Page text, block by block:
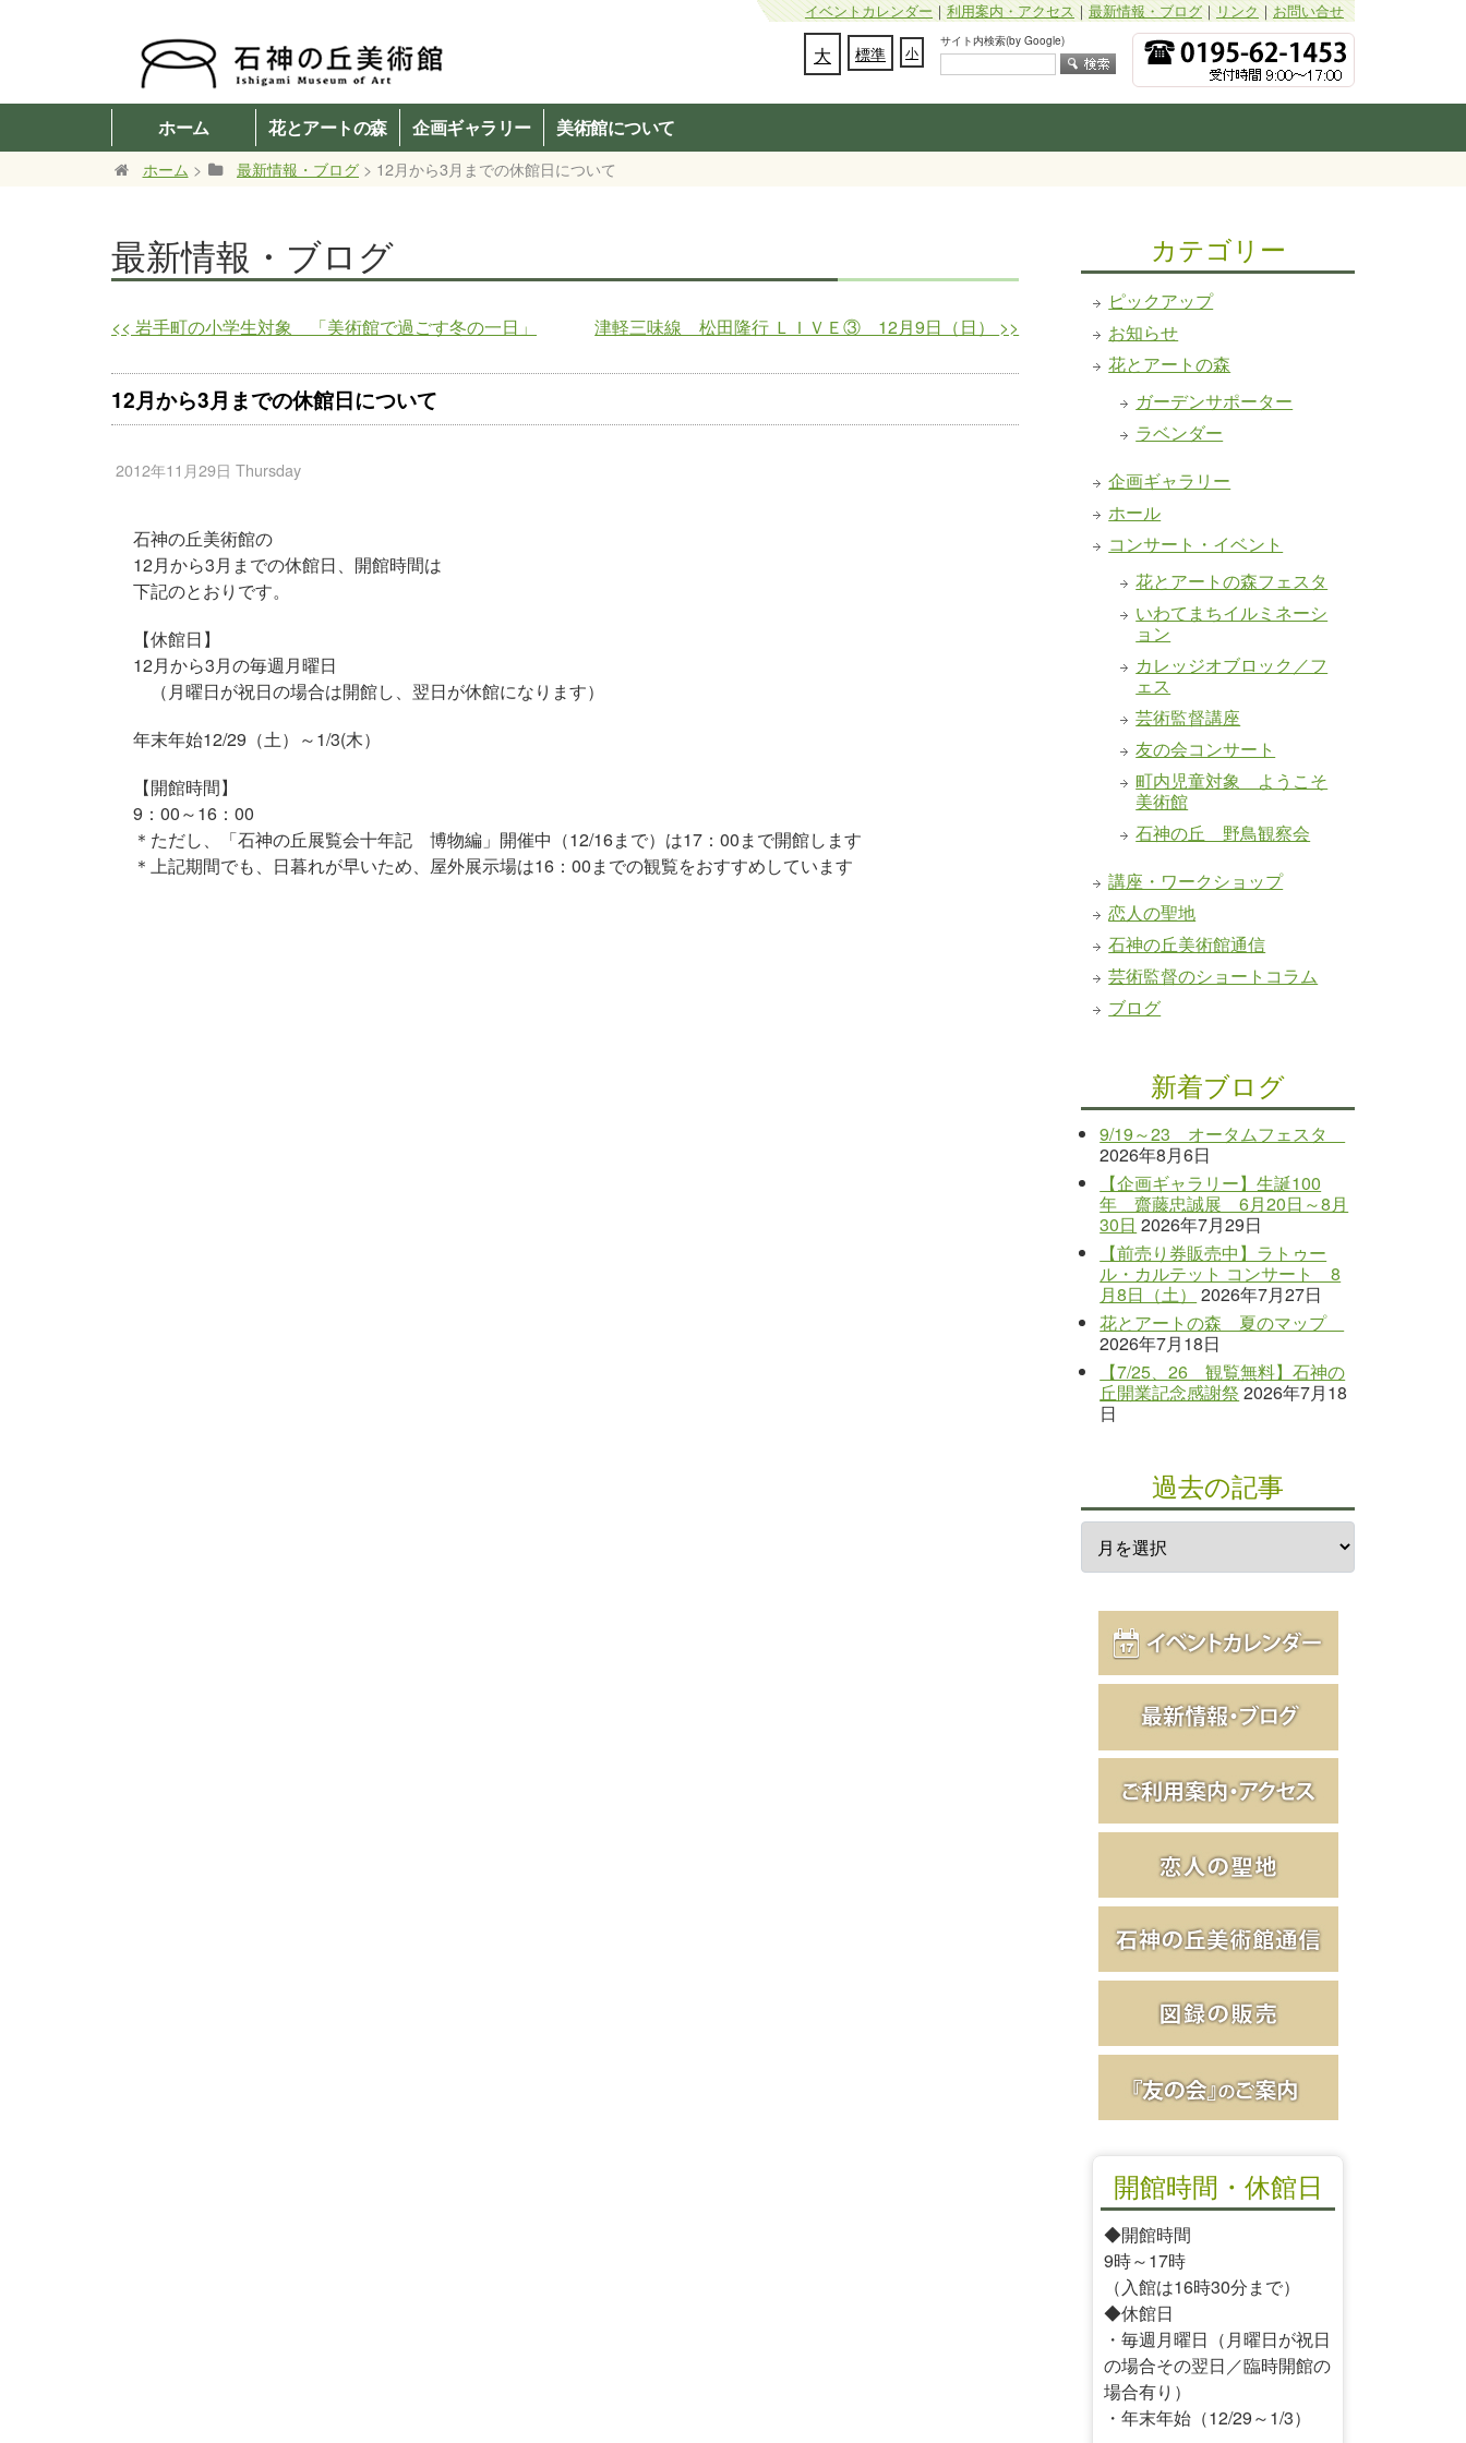
イベントカレンダー｜利用案内・アクセス｜最新情報・ブログ｜リンク｜お問い合せ
サイト内検索(by Google)
大 標準 小
ホーム 花とアートの森 企画ギャラリー 美術館について
ホーム > 最新情報・ブログ > 12月から3月までの休館日について
最新情報・ブログ
<< 岩手町の小学生対象 「美術館で過ごす冬の一日」 津軽三味線 松田隆行 ＬＩＶＥ③ 12月9日（日） >>
12月から3月までの休館日について
2012年11月29日 Thursday
石神の丘美術館の
12月から3月までの休館日、開館時間は
下記のとおりです。
【休館日】
12月から3月の毎週月曜日
（月曜日が祝日の場合は開館し、翌日が休館になります）
年末年始12/29（土）～1/3(木）
【開館時間】
9：00～16：00
＊ただし、「石神の丘展覧会十年記 博物編」開催中（12/16まで）は17：00まで開館します
＊上記期間でも、日暮れが早いため、屋外展示場は16：00までの観覧をおすすめしています
カテゴリー
ピックアップ
お知らせ
花とアートの森
ガーデンサポーター
ラベンダー
企画ギャラリー
ホール
コンサート・イベント
花とアートの森フェスタ
いわてまちイルミネーシ
ョン
カレッジオブロック／フ
ェス
芸術監督講座
友の会コンサート
町内児童対象 ようこそ
美術館
石神の丘 野鳥観察会
講座・ワークショップ
恋人の聖地
石神の丘美術館通信
芸術監督のショートコラム
ブログ
新着ブログ
9/19～23 オータムフェスタ
2026年8月6日
【企画ギャラリー】生誕100
年 齋藤忠誠展 6月20日～8月
30日 2026年7月29日
【前売り券販売中】ラトゥー
ル・カルテット コンサート 8
月8日（土）
2026年7月27日
花とアートの森 夏のマップ
2026年7月18日
【7/25、26 観覧無料】石神の
丘開業記念感謝祭 2026年7月18
日
過去の記事
開館時間・休館日
◆開館時間
9時～17時
（入館は16時30分まで）
◆休館日
・毎週月曜日（月曜日が祝日
の場合その翌日／臨時開館の
場合有り）
・年末年始（12/29～1/3）